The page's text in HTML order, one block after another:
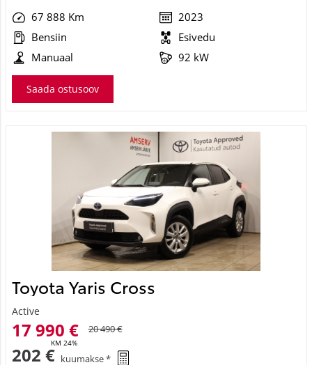
67 888 Km
2023
Bensiin
Esivedu
Manuaal
92 kW
Saada ostusoov
Toyota Yaris Cross
Active
17 990 €
KM 24%
20 490 €
202 € kuumakse *